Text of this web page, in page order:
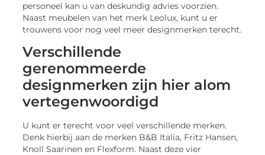
personeel kan u van deskundig advies voorzien.
Naast meubelen van het merk Leolux, kunt u er
trouwens voor nog veel meer designmerken terecht.
Verschillende
gerenommeerde
designmerken zijn hier alom
vertegenwoordigd
U kunt er terecht voor veel verschillende merken.
Denk hierbij aan de merken B&B Italia, Fritz Hansen,
Knoll Saarinen en Flexform. Naast deze vier